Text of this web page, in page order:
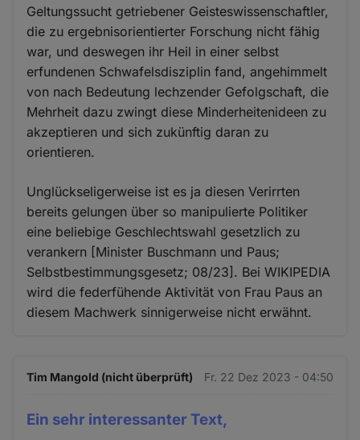
Geltungssucht getriebener Geisteswissenschaftler,
die zu ergebnisorientierter Forschung nicht fähig
war, und deswegen ihr Heil in einer selbst
erfundenen Schwafelsdisziplin fand, angehimmelt
von nach Bedeutung lechzender Gefolgschaft, die
Mehrheit dazu zwingt diese Minderheitenideen zu
akzeptieren und sich zukünftig daran zu
orientieren.
Unglückseligerweise ist es ja diesen Verirrten
bereits gelungen über so manipulierte Politiker
eine beliebige Geschlechtswahl gesetzlich zu
verankern [Minister Buschmann und Paus;
Selbstbestimmungsgesetz; 08/23]. Bei WIKIPEDIA
wird die federfühende Aktivität von Frau Paus an
diesem Machwerk sinnigerweise nicht erwähnt.
Tim Mangold (nicht überprüft) Fr. 22 Dez 2023 - 04:50
Ein sehr interessanter Text,